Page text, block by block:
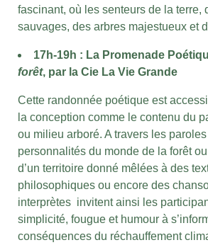
fascinant, où les senteurs de la terre,
sauvages, des arbres majestueux et
17h-19h : La Promenade
forêt, par la Cie La Vie Grande
Cette randonnée poétique est
la conception comme le contenu du
ou milieu arboré. A travers les
personnalités du monde de la forêt ou
d’un territoire donné mêlées à des
philosophiques ou encore des
interprètes invitent ainsi les
simplicité, fougue et humour à
conséquences du réchauffement